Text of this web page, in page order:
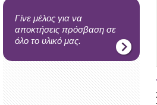
Γίνε μέλος για να
αποκτήσεις πρόσβαση σε
όλο το υλικό μας.